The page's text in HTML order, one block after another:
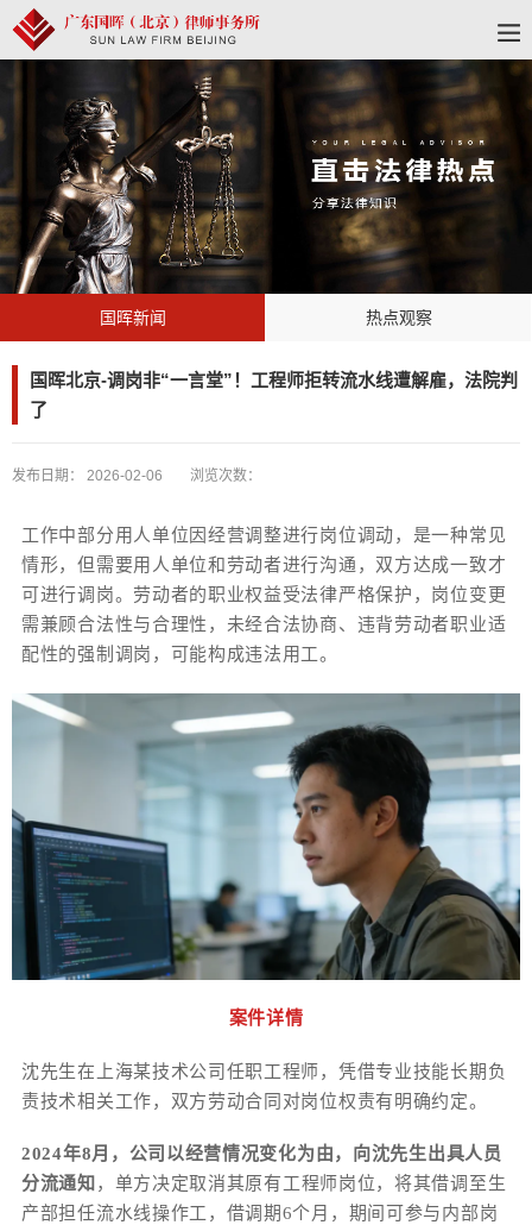
国晖新闻 热点观察
国晖北京-调岗非“一言堂”！工程师拒转流水线遭解雇，法院判
了
发布日期： 2026-02-06 浏览次数：
工作中部分用人单位因经营调整进行岗位调动，是一种常见
情形，但需要用人单位和劳动者进行沟通，双方达成一致才
可进行调岗。劳动者的职业权益受法律严格保护，岗位变更
需兼顾合法性与合理性，未经合法协商、违背劳动者职业适
配性的强制调岗，可能构成违法用工。
案件详情
沈先生在上海某技术公司任职工程师，凭借专业技能长期负
责技术相关工作，双方劳动合同对岗位权责有明确约定。
2024年8月，公司以经营情况变化为由，向沈先生出具人员
分流通知 ，单方决定取消其原有工程师岗位，将其借调至生
产部担任流水线操作工，借调期6个月，期间可参与内部岗